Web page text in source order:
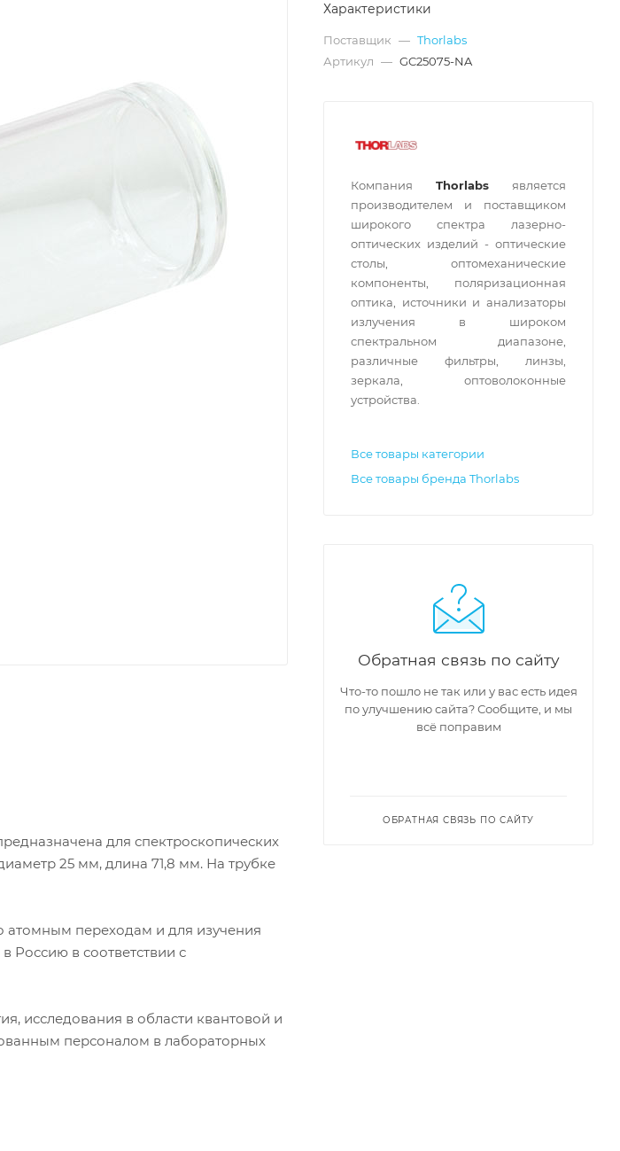
для спектроскопических
25 мм, длина 71,8 мм. На трубке
атомным переходам и для изучения
Россию в соответствии с
исследования в области квантовой и
персоналом в лабораторных
Характеристики
Поставщик — Thorlabs
Артикул — GC25075-NA
Компания Thorlabs является
производителем и поставщиком
широкого спектра лазерно-
оптических изделий - оптические
столы, оптомеханические
компоненты, поляризационная
оптика, источники и анализаторы
излучения в широком
спектральном диапазоне,
различные фильтры, линзы,
зеркала, оптоволоконные
устройства.
Все товары категории
Все товары бренда Thorlabs
Обратная связь по сайту
Что-то пошло не так или у вас есть идея
по улучшению сайта? Сообщите, и мы
всё поправим
ОБРАТНАЯ СВЯЗЬ ПО САЙТУ